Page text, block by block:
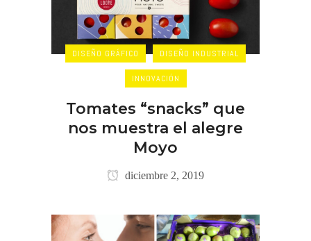
DISEÑO GRÁFICO DISEÑO INDUSTRIAL
INNOVACIÓN
Tomates “snacks” que
nos muestra el alegre
Moyo
diciembre 2, 2019